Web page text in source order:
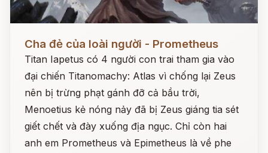
Cha đẻ của loài người - Prometheus
Titan Iapetus có 4 người con trai tham gia vào
đại chiến Titanomachy: Atlas vì chống lại Zeus
nên bị trừng phạt gánh đỡ cả bầu trời,
Menoetius kẻ nóng nảy đã bị Zeus giáng tia sét
giết chết và đày xuống địa ngục. Chỉ còn hai
anh em Prometheus và Epimetheus là về phe